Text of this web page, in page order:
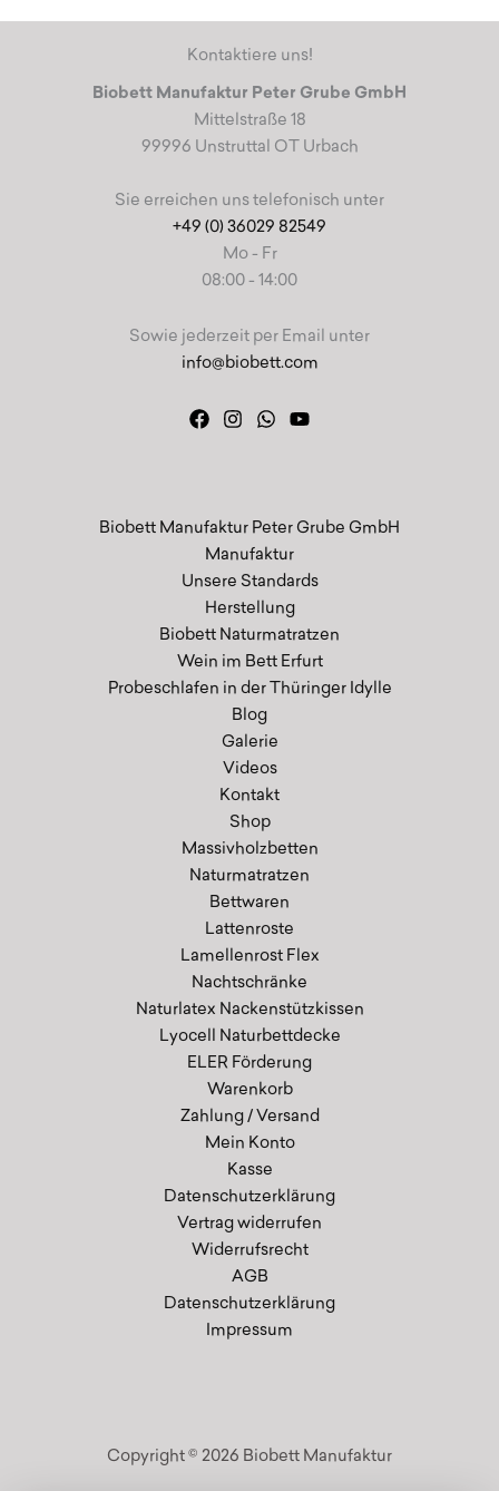
können
auf
Produktseite
gewählt
werden
Kontaktiere uns!
Biobett Manufaktur Peter Grube GmbH
Mittelstraße 18
99996 Unstruttal OT Urbach
Sie erreichen uns telefonisch unter
+49 (0) 36029 82549
Mo - Fr
08:00 - 14:00
Sowie jederzeit per Email unter
info@biobett.com
Biobett Manufaktur Peter Grube GmbH
Manufaktur
Unsere Standards
Herstellung
Biobett Naturmatratzen
Wein im Bett Erfurt
Probeschlafen in der Thüringer Idylle
Blog
Galerie
Videos
Kontakt
Shop
Massivholzbetten
Naturmatratzen
Bettwaren
Lattenroste
Lamellenrost Flex
Nachtschränke
Naturlatex Nackenstützkissen
Lyocell Naturbettdecke
ELER Förderung
Warenkorb
Zahlung / Versand
Mein Konto
Kasse
Datenschutzerklärung
Vertrag widerrufen
Widerrufsrecht
AGB
Datenschutzerklärung
Impressum
Copyright © 2026 Biobett Manufaktur